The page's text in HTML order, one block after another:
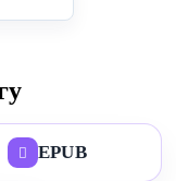
EPUB